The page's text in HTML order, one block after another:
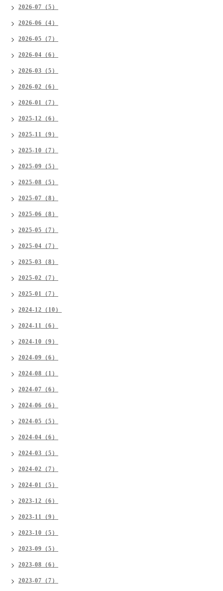
2026-07（5）
2026-06（4）
2026-05（7）
2026-04（6）
2026-03（5）
2026-02（6）
2026-01（7）
2025-12（6）
2025-11（9）
2025-10（7）
2025-09（5）
2025-08（5）
2025-07（8）
2025-06（8）
2025-05（7）
2025-04（7）
2025-03（8）
2025-02（7）
2025-01（7）
2024-12（10）
2024-11（6）
2024-10（9）
2024-09（6）
2024-08（1）
2024-07（6）
2024-06（6）
2024-05（5）
2024-04（6）
2024-03（5）
2024-02（7）
2024-01（5）
2023-12（6）
2023-11（9）
2023-10（5）
2023-09（5）
2023-08（6）
2023-07（7）